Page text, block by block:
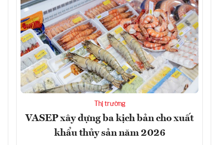
Thị trường
VASEP xây dựng ba kịch bản cho xuất
khẩu thủy sản năm 2026